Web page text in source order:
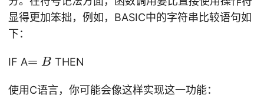
显得更加笨拙，例如，BASIC中的字符串比较语句如
下：
IF A=
= B THEN
使用C语言，你可能会像这样实现这一功能：